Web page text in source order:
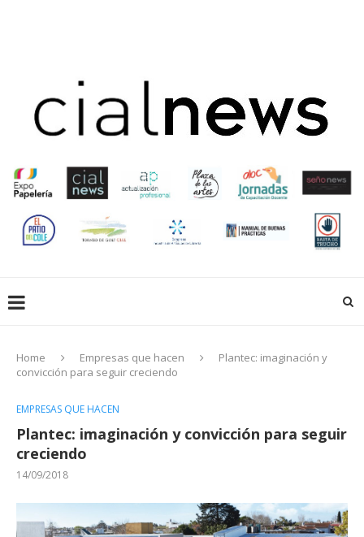
Home Empresas que hacen
Plantec: imaginación y
convicción para seguir creciendo
EMPRESAS QUE HACEN
Plantec: imaginación y convicción para seguir
creciendo
14/09/2018